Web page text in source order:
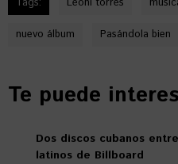
nuevo álbum Pasándola bien
Te puede
Dos discos cubanos
latinos de Billboard